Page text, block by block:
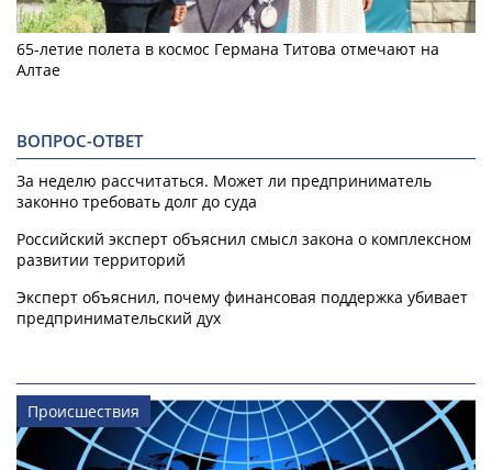
65-летие полета в космос Германа Титова отмечают на
Алтае
ВОПРОС-ОТВЕТ
За неделю рассчитаться. Может ли предприниматель
законно требовать долг до суда
Российский эксперт объяснил смысл закона о комплексном
развитии территорий
Эксперт объяснил, почему финансовая поддержка убивает
предпринимательский дух
Происшествия